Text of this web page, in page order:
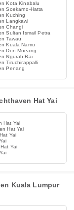
Kota Kinabalu
Soekarno-Hatta
Kuching
Langkawi
Changi
Sultan Ismail Petra
Tawau
Kuala Namu
Don Mueang
Ngurah Rai
Tiruchirappalli
Penang
Hat Yai
Hat Yai
Hat Yai
Yai
Yai
Kuala Lumpur